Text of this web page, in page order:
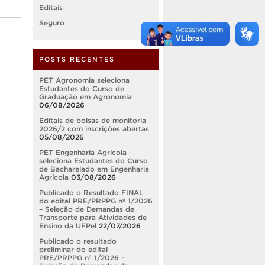
Editais
Seguro
POSTS RECENTES
PET Agronomia seleciona
Estudantes do Curso de
Graduação em Agronomia
06/08/2026
Editais de bolsas de monitoria
2026/2 com inscrições abertas
05/08/2026
PET Engenharia Agrícola
seleciona Estudantes do Curso
de Bacharelado em Engenharia
Agrícola 03/08/2026
Publicado o Resultado FINAL
do edital PRE/PRPPG nº 1/2026
– Seleção de Demandas de
Transporte para Atividades de
Ensino da UFPel 22/07/2026
Publicado o resultado
preliminar do edital
PRE/PRPPG nº 1/2026 –